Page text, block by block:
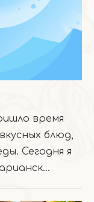
время
блюд,
Сегодня я